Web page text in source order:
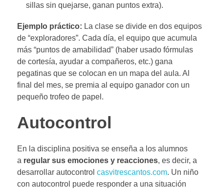
sillas sin quejarse, ganan puntos extra).
Ejemplo práctico: La clase se divide en dos equipos
de “exploradores”. Cada día, el equipo que acumula
más “puntos de amabilidad” (haber usado fórmulas
de cortesía, ayudar a compañeros, etc.) gana
pegatinas que se colocan en un mapa del aula. Al
final del mes, se premia al equipo ganador con un
pequeño trofeo de papel.
Autocontrol
En la disciplina positiva se enseña a los alumnos
a regular sus emociones y reacciones, es decir, a
desarrollar autocontrol casvitrescantos.com. Un niño
con autocontrol puede responder a una situación